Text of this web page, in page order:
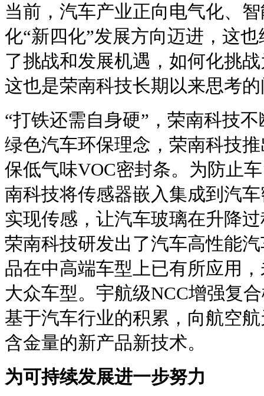
当前，汽车产业正向电气化、
化“新四化”发展方向迈进，这
了挑战和发展机遇，如何化挑
这也是荣南科技长期以来思考
“打铁还需自身硬”，荣南科技
绿色汽车环保理念，荣南科技
保低气味VOC密封条。为防止
南科技将传感器嵌入集成到汽
实现传感，让汽车玻璃在升降
荣南科技研发出了汽车高性能
品在中高端车型上已有所应用
大众车型。宇航级NCC增强复
基于汽车行业的积累，向航空
含金量的新产品新技术。
为可持续发展进一步努力